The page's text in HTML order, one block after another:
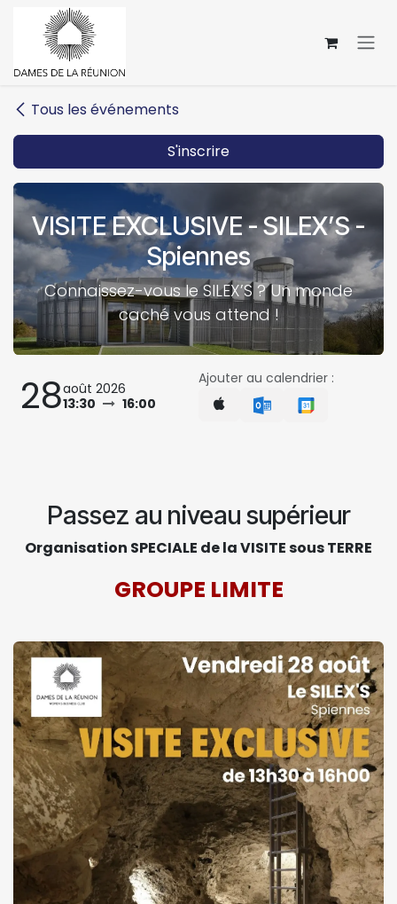
Se rendre au contenu
Tous les événements
S'inscrire
VISITE EXCLUSIVE - SILEX’S -
Spiennes
Connaissez-vous le SILEX’S ? Un monde
caché vous attend !
28août 2026
13:30
16:00
Ajouter au calendrier :
Passez au niveau supérieur
Organisation SPECIALE de la VISITE sous TERRE
GROUPE LIMITE